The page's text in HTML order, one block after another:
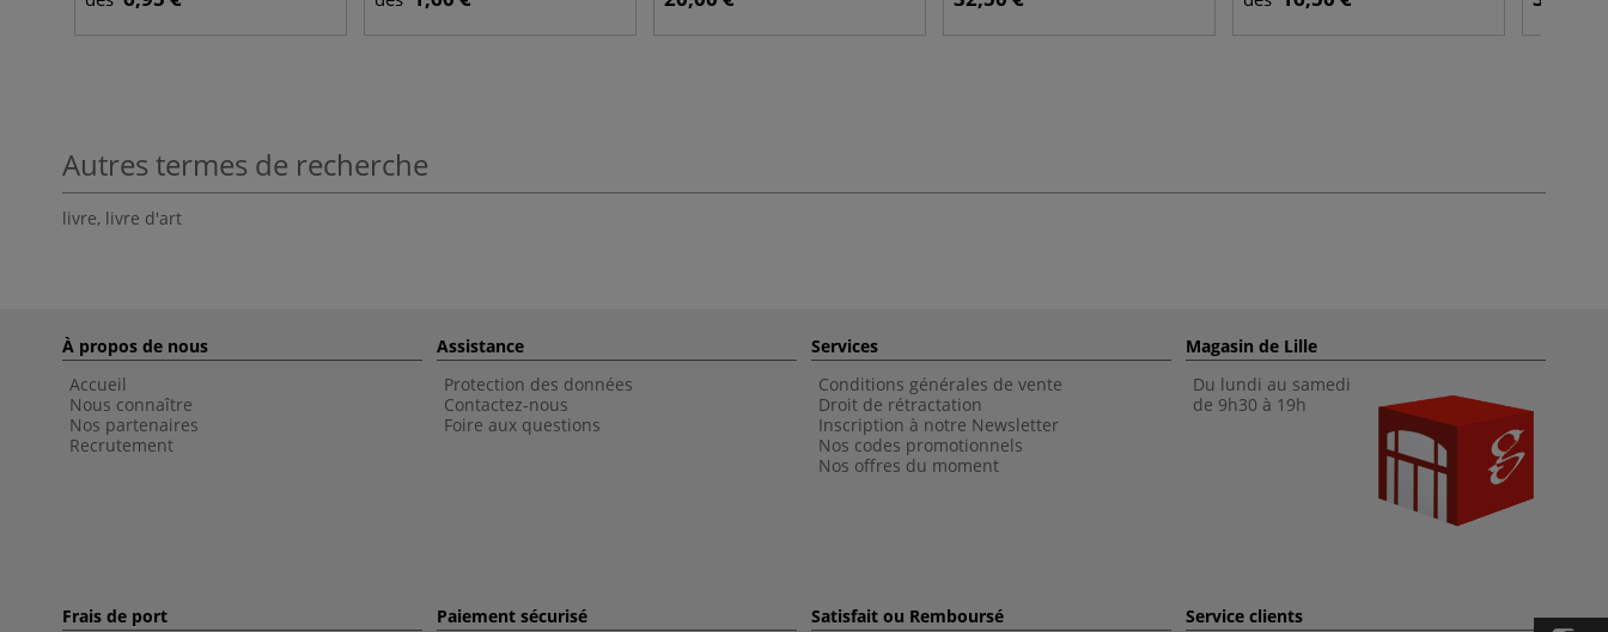
Autres termes de recherche
livre, livre d'art
À propos de nous
Accueil
Nous connaître
Nos partenaires
Recrutement
Assistance
Protection des données
Contactez-nous
Foire aux questions
Services
Conditions générales de vente
Droit de rétractation
Inscription à notre Newsletter
Nos codes promotionnels
Nos offres du moment
Magasin de Lille
Du lundi au samedi
de 9h30 à 19h
Frais de port Paiement sécurisé Satisfait ou Remboursé Service clients